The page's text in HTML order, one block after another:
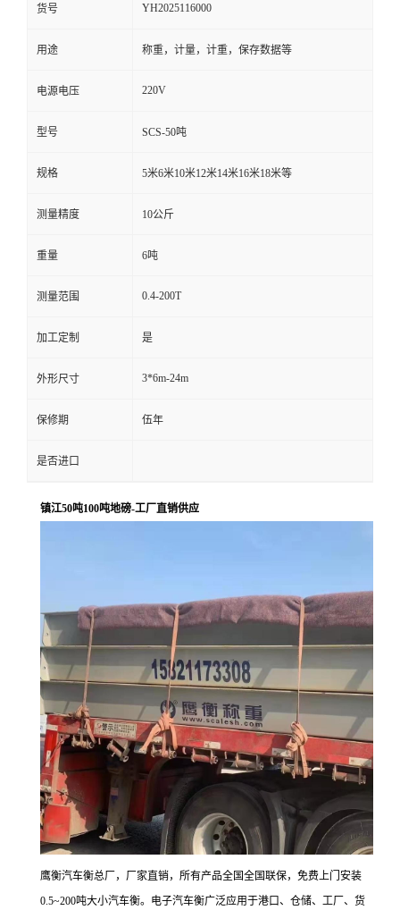
货号 YH2025116000
用途 称重，计量，计重，保存数据等
电源电压 220V
型号 SCS-50吨
规格 5米6米10米12米14米16米18米等
测量精度 10公斤
重量 6吨
测量范围 0.4-200T
加工定制 是
外形尺寸 3*6m-24m
保修期 伍年
是否进口
镇江50吨100吨地磅-工厂直销供应
鹰衡汽车衡总厂，厂家直销，所有产品全国全国联保，免费上门安装
0.5~200吨大小汽车衡。电子汽车衡广泛应用于港口、仓储、工厂、货